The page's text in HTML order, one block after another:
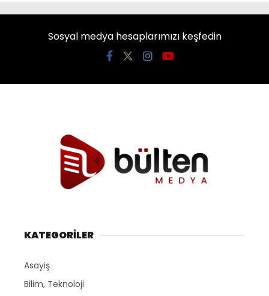
Sosyal medya hesaplarımızı keşfedin
KATEGORİLER
Asayiş
Bilim, Teknoloji